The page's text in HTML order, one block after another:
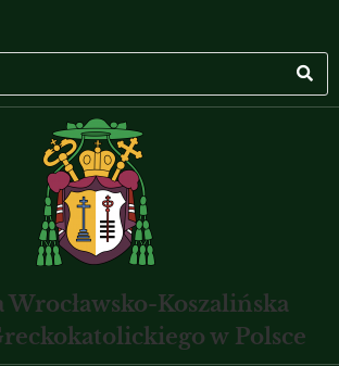
Wrocławsko-Koszalińska
w Polsce